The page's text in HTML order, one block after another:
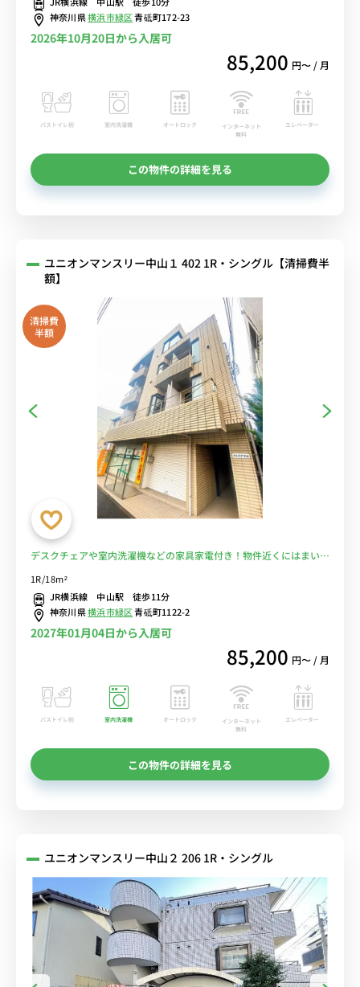
神奈川県横浜市緑区青砥町172-23
2026年10月20日から入居可
85,200 円〜 / 月
バストイレ別 室内洗濯機 オートロック
インターネット
無料
エレベーター
この物件の詳細を見る
ユニオンマンスリー中山１ 402 1R・シングル【清掃費半
額】
清掃費
半額
デスクチェアや室内洗濯機などの家具家電付き！物件近くにはまいば
Wi-Fi格安レンタル中！
1R/18m²
JR横浜線 中山駅 徒歩11分
神奈川県横浜市緑区青砥町1122-2
2027年01月04日から入居可
85,200 円〜 / 月
バストイレ別 室内洗濯機 オートロック
インターネット
無料
エレベーター
この物件の詳細を見る
ユニオンマンスリー中山２ 206 1R・シングル